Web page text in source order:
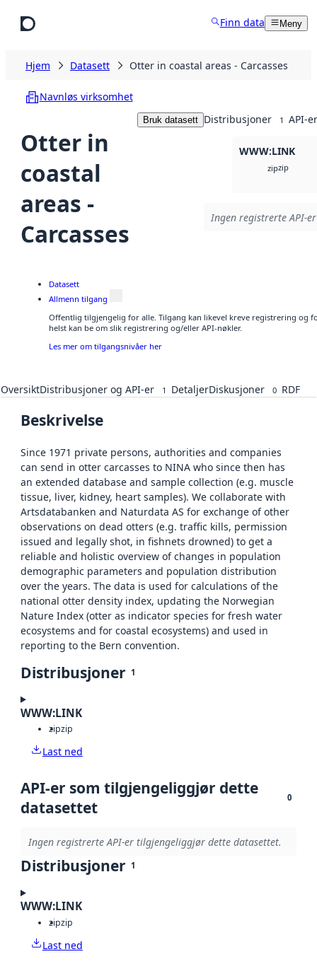
Finn data Meny
Hjem Datasett Otter in coastal areas - Carcasses
Navnløs virksomhet
Otter in
coastal
areas -
Carcasses
Bruk datasett Distribusjoner 1 API-er
WWW:LINK
zipzip
Ingen registrerte API-
Datasett
Allmenn tilgang
Offentlig tilgjengelig for alle. Tilgang kan likevel kreve registrering og
helst kan be om slik registrering og/eller API-nøkler.
Les mer om tilgangsnivåer her
OversiktDistribusjoner og API-er 1 DetaljerDiskusjoner 0 RDF
Beskrivelse
Since 1971 private persons, authorities and companies
can send in otter carcasses to NINA who since then has
an extended database and sample collection (e.g. muscle
tissue, liver, kidney, heart samples). We collaborate with
Artsdatabanken and Naturdata AS for exchange of other
observations on dead otters (e.g. traffic kills, permission
issued and legally shot, in fishnets drowned) to get a
reliable and holistic overview of changes in population
demographic parameters and population distribution
over the years. The data is used for calculations of the
national otter density index, updating the Norwegian
Nature Index (otter as indicator species for fresh water
ecosystems and for coastal ecosystems) and used in
reporting to the Bern convention.
Distribusjoner 1
WWW:LINK
zipzip
Last ned
API-er som tilgjengeliggjør dette
datasettet
0
Ingen registrerte API-er tilgjengeliggjør dette datasettet.
Distribusjoner 1
WWW:LINK
zipzip
Last ned